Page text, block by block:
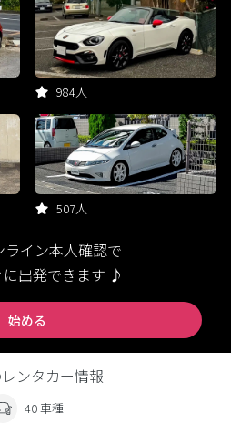
984人
507人
ライン本人確認で
出発できます ♪
始める
ンタカー情報
40 車種